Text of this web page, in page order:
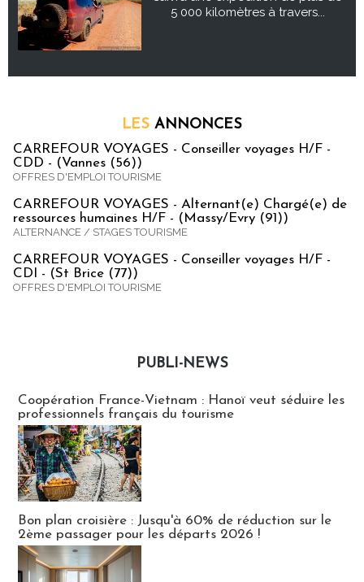
5 000 kilomètres à travers...
LES ANNONCES
CARREFOUR VOYAGES - Conseiller voyages H/F -
CDD - (Vannes (56))
OFFRES D'EMPLOI TOURISME
CARREFOUR VOYAGES - Alternant(e) Chargé(e) de
ressources humaines H/F - (Massy/Evry (91))
ALTERNANCE / STAGES TOURISME
CARREFOUR VOYAGES - Conseiller voyages H/F -
CDI - (St Brice (77))
OFFRES D'EMPLOI TOURISME
PUBLI-NEWS
Coopération France-Vietnam : Hanoï veut séduire les
professionnels français du tourisme
Bon plan croisière : Jusqu'à 60% de réduction sur le
2ème passager pour les départs 2026 !